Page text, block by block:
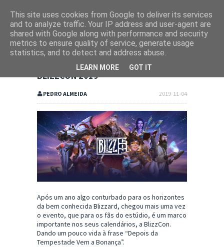
BLIZZCON 2019
2019-11-04
PEDRO ALMEIDA
Após um ano algo conturbado para os horizontes
da bem conhecida Blizzard, chegou mais uma vez
o evento, que para os fãs do estúdio, é um marco
importante nos seus calendários, a BlizzCon.
Dando um pouco vida à frase “Depois da
Tempestade Vem a Bonança”.
This site uses cookies from Google to deliver its services
and to analyze traffic. Your IP address and user-agent are
shared with Google along with performance and security
metrics to ensure quality of service, generate usage
statistics, and to detect and address abuse.
LEARN MORE GOT IT